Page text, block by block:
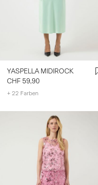
YASPELLA MIDIROCK
CHF 59,90
+ 22 Farben